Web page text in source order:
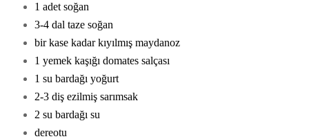
1 adet soğan
3-4 dal taze soğan
bir kase kadar kıyılmış maydanoz
1 yemek kaşığı domates salçası
1 su bardağı yoğurt
2-3 diş ezilmiş sarımsak
2 su bardağı su
dereotu